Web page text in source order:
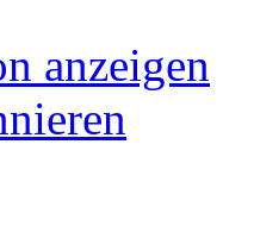
anzeigen